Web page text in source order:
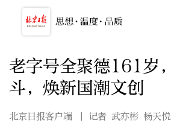
老字号全聚德161岁
斗，焕新国潮文创
北京日报客户端
| 记者 武亦彬 杨天悦